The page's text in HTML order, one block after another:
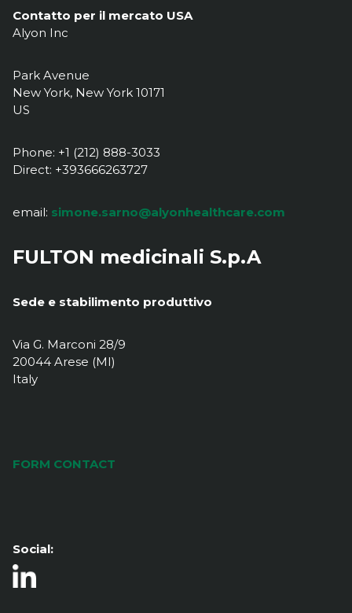
Contatto per il mercato USA
Alyon Inc
Park Avenue
New York, New York 10171
US
Phone: +1 (212) 888-3033
Direct: +393666263727
email: simone.sarno@alyonhealthcare.com
FULTON medicinali S.p.A
Sede e stabilimento produttivo
Via G. Marconi 28/9
20044 Arese (MI)
Italy
FORM CONTACT
Social: